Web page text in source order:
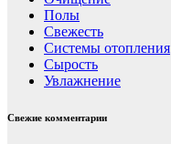
Полы
Свежесть
Системы отопления
Сырость
Увлажнение
Свежие комментарии